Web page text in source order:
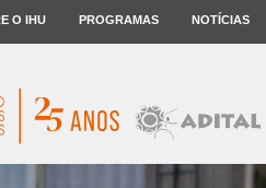
O IHU PROGRAMAS NOTÍCIAS